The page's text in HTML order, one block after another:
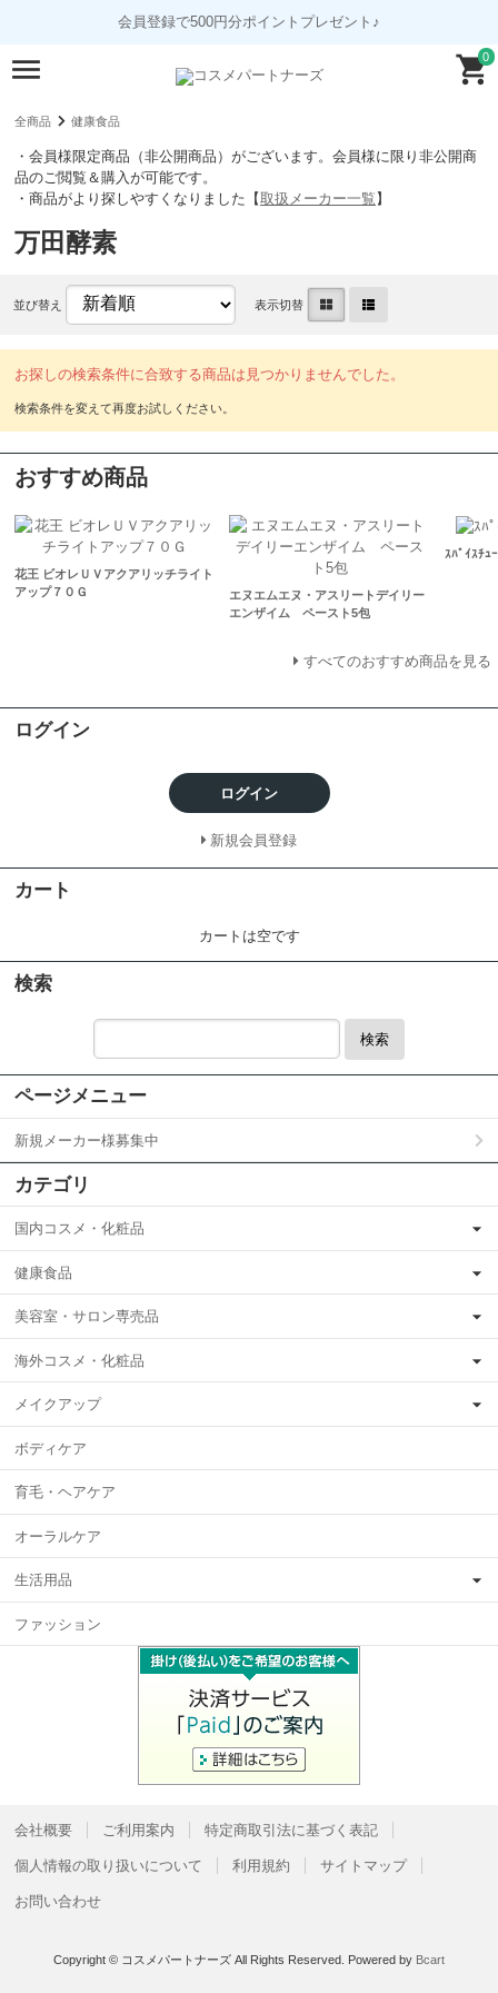
会員登録で500円分ポイントプレゼント♪
0
全商品 健康食品
・会員様限定商品（非公開商品）がございます。会員様に限り非公開商
品のご閲覧＆購入が可能です。
・商品がより探しやすくなりました【取扱メーカー一覧 】
万田酵素
並び替え 表示切替
お探しの検索条件に合致する商品は見つかりませんでした。
おすすめ商品
花王 ビオレＵＶアクアリッチライト
アップ７０Ｇ
エヌエムエヌ・アスリートデイリー
エンザイム ペースト5包
ｽﾊﾟｲｽﾁｭ
すべてのおすすめ商品を見る
ログイン
ログイン
新規会員登録
カート
カートは空です
検索
検索
ページメニュー
新規メーカー様募集中
カテゴリ
国内コスメ・化粧品
健康食品
美容室・サロン専売品
海外コスメ・化粧品
メイクアップ
ボディケア
育毛・ヘアケア
オーラルケア
生活用品
ファッション
会社概要 ご利用案内 特定商取引法に基づく表記
個人情報の取り扱いについて 利用規約 サイトマップ
お問い合わせ
Copyright © コスメパートナーズ All Rights Reserved. Powered by Bcart